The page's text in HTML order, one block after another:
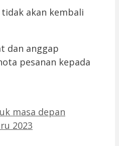
akan kembali
dan anggap
pesanan kepada
masa depan
2023